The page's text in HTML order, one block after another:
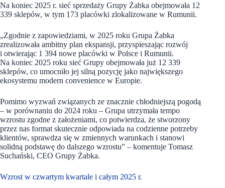
Na koniec 2025 r. sieć sprzedaży Grupy Żabka obejmowała 12
339 sklepów, w tym 173 placówki zlokalizowane w Rumunii.
„Zgodnie z zapowiedziami, w 2025 roku Grupa Żabka
zrealizowała ambitny plan ekspansji, przyspieszając rozwój
i otwierając 1 394 nowe placówki w Polsce i Rumunii.
Na koniec 2025 roku sieć Grupy obejmowała już 12 339
sklepów, co umocniło jej silną pozycję jako największego
ekosystemu modern convenience w Europie.
Pomimo wyzwań związanych ze znacznie chłodniejszą pogodą
– w porównaniu do 2024 roku – Grupa utrzymała tempo
wzrostu zgodne z założeniami, co potwierdza, że stworzony
przez nas format skutecznie odpowiada na codzienne potrzeby
klientów, sprawdza się w zmiennych warunkach i stanowi
solidną podstawę do dalszego wzrostu” – komentuje Tomasz
Suchański, CEO Grupy Żabka.
Wzrost w czwartym kwartale i całym 2025 r.